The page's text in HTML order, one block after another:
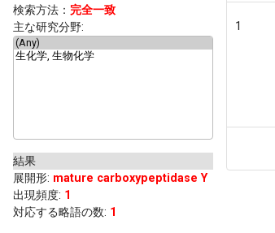
検索方法： 完全一致
主な研究分野:
結果
展開形: mature carboxypeptidase Y
出現頻度: 1
対応する略語の数: 1
1